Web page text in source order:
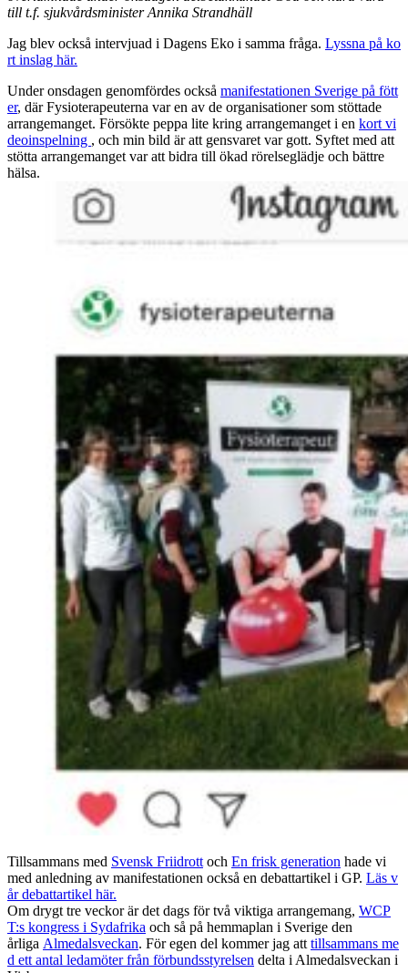
till t.f. sjukvårdsminister Annika Strandhäll
Jag blev också intervjuad i Dagens Eko i samma fråga. Lyssna på ko
rt inslag här.
Under onsdagen genomfördes också manifestationen Sverige på fött
er, där Fysioterapeuterna var en av de organisationer som stöttade
arrangemanget. Försökte peppa lite kring arrangemanget i en kort vi
deoinspelning , och min bild är att gensvaret var gott. Syftet med att
stötta arrangemanget var att bidra till ökad rörelseglädje och bättre
hälsa.
Tillsammans med Svensk Friidrott och En frisk generation hade vi
med anledning av manifestationen också en debattartikel i GP. Läs v
år debattartikel här.
Om drygt tre veckor är det dags för två viktiga arrangemang, WCP
T:s kongress i Sydafrika och så på hemmaplan i Sverige den
årliga Almedalsveckan. För egen del kommer jag att tillsammans me
d ett antal ledamöter från förbundsstyrelsen delta i Almedalsveckan i